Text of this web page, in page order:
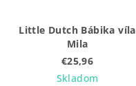
Little Dutch Bábika víla
Mila
€25,96
Skladom